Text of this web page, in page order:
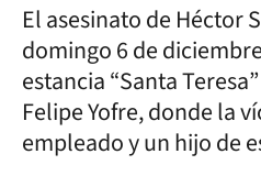
El asesinato de Héctor
domingo 6 de
estancia “Santa
Felipe Yofre, donde la
empleado y un hijo de